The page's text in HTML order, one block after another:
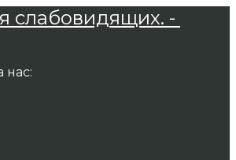
слабовидящих. -
нас: